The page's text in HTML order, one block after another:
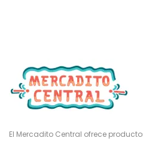
El Mercadito Central ofrece